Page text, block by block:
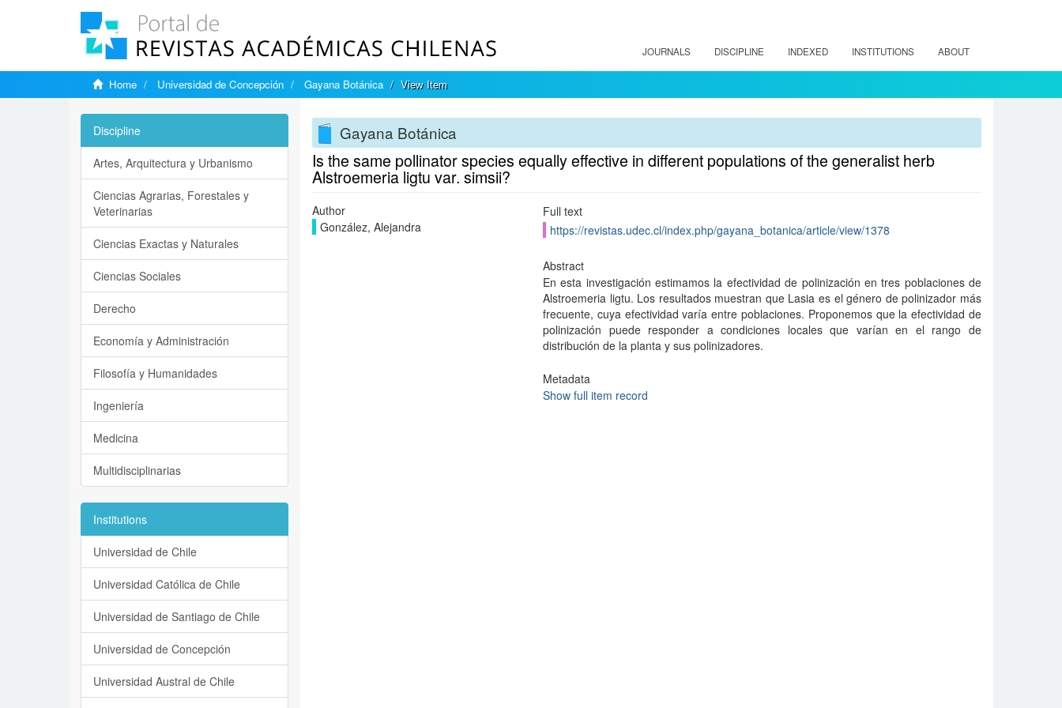
JOURNALS DISCIPLINE INDEXED INSTITUTIONS ABOUT
Home Universidad de Concepción Gayana Botánica View Item
Gayana Botánica
Is the same pollinator species equally effective in different populations of the generalist herb
Alstroemeria ligtu var. simsii?
Author
González, Alejandra
Full text
https://revistas.udec.cl/index.php/gayana_botanica/article/view/1378
Abstract
En esta investigación estimamos la efectividad de polinización en tres poblaciones de
Alstroemeria ligtu. Los resultados muestran que Lasia es el género de polinizador más
frecuente, cuya efectividad varía entre poblaciones. Proponemos que la efectividad de
polinización puede responder a condiciones locales que varían en el rango de
distribución de la planta y sus polinizadores.
Metadata
Show full item record
Discipline
Artes, Arquitectura y Urbanismo
Ciencias Agrarias, Forestales y
Veterinarias
Ciencias Exactas y Naturales
Ciencias Sociales
Derecho
Economía y Administración
Filosofía y Humanidades
Ingeniería
Medicina
Multidisciplinarias
Institutions
Universidad de Chile
Universidad Católica de Chile
Universidad de Santiago de Chile
Universidad de Concepción
Universidad Austral de Chile